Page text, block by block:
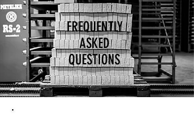
FREQUENTLY
ASKED
QUESTIONS